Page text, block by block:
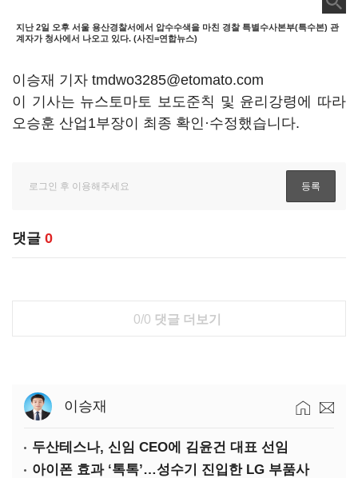
지난 2일 오후 서울 용산경찰서에서 압수수색을 마친 경찰 특별수사본부(특수본) 관
계자가 청사에서 나오고 있다. (사진=연합뉴스)
이승재 기자 tmdwo3285@etomato.com
이 기사는 뉴스토마토 보도준칙 및 윤리강령에 따라
오승훈 산업1부장이 최종 확인·수정했습니다.
댓글 0
0/0 댓글 더보기
이승재
두산테스나, 신임 CEO에 김윤건 대표 선임
아이폰 효과 ‘톡톡’…성수기 진입한 LG 부품사